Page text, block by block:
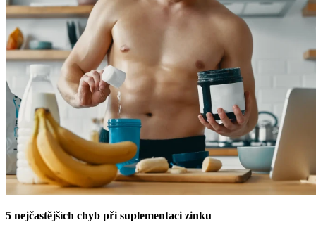
5 nejčastějších chyb při suplementaci zinku